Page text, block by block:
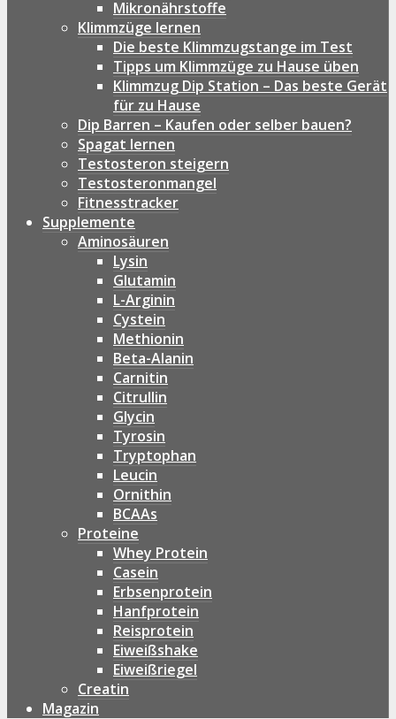
Mikronährstoffe
Klimmzüge lernen
Die beste Klimmzugstange im Test
Tipps um Klimmzüge zu Hause üben
Klimmzug Dip Station – Das beste Gerät
für zu Hause
Dip Barren – Kaufen oder selber bauen?
Spagat lernen
Testosteron steigern
Testosteronmangel
Fitnesstracker
Supplemente
Aminosäuren
Lysin
Glutamin
L-Arginin
Cystein
Methionin
Beta-Alanin
Carnitin
Citrullin
Glycin
Tyrosin
Tryptophan
Leucin
Ornithin
BCAAs
Proteine
Whey Protein
Casein
Erbsenprotein
Hanfprotein
Reisprotein
Eiweißshake
Eiweißriegel
Creatin
Magazin